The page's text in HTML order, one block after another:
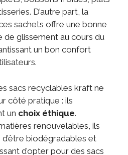
D’autre part, la
sachets offre une bonne
de glissement au cours du
un bon confort
sacs recyclables kraft ne
côté pratique : ils
un choix éthique.
renouvelables, ils
biodégradables et
d’opter pour des sacs